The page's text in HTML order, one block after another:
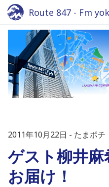
Route 847 - Fm
2011年10月22日 たまポチ
ゲスト柳井
お届け！